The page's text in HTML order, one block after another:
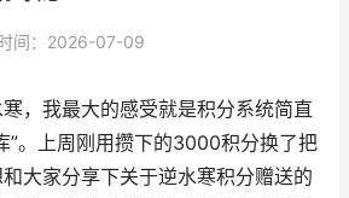
间：2026-07-09
，我最大的感受就是积分系统简直
”。上周刚用攒下的3000积分换了把
大家分享下关于逆水寒积分赠送的